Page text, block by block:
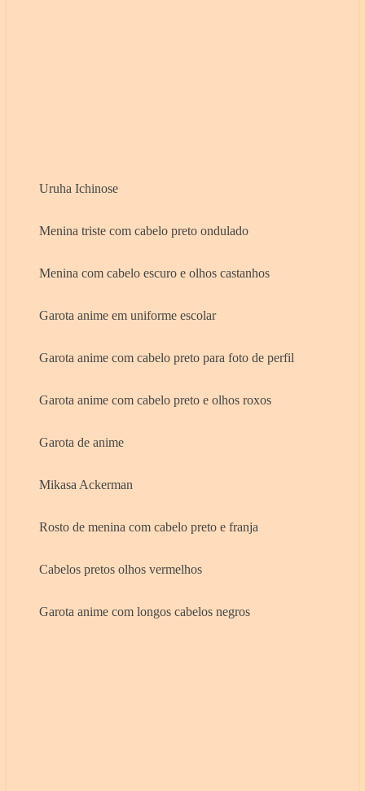
Uruha Ichinose
Menina triste com cabelo preto ondulado
Menina com cabelo escuro e olhos castanhos
Garota anime em uniforme escolar
Garota anime com cabelo preto para foto de perfil
Garota anime com cabelo preto e olhos roxos
Garota de anime
Mikasa Ackerman
Rosto de menina com cabelo preto e franja
Cabelos pretos olhos vermelhos
Garota anime com longos cabelos negros